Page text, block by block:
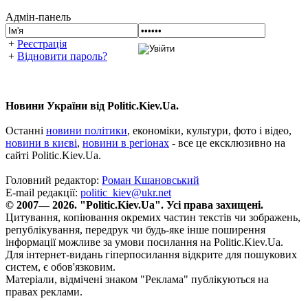
Адмін-панель
+ Реєстрація
+ Відновити пароль?
Новини України від Politic.Kiev.Ua.
Останні новини політики, економіки, культури, фото і відео,
новини в києві, новини в регіонах - все це ексклюзивно на
сайті Politic.Kiev.Ua.
Головний редактор: Роман Кшановський
E-mail редакції: politic_kiev@ukr.net
© 2007— 2026. "Politic.Kiev.Ua". Усі права захищені.
Цитування, копіювання окремих частин текстів чи зображень,
републікування, передрук чи будь-яке інше поширення
інформації можливе за умови посилання на Politic.Kiev.Ua.
Для інтернет-видань гіперпосилання відкрите для пошукових
систем, є обов'язковим.
Матеріали, відмічені знаком "Реклама" публікуються на
правах реклами.